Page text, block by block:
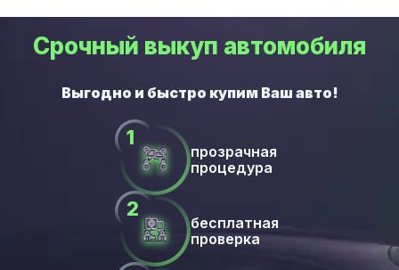
Срочный выкуп автомобиля
прозрачная
процедура
бесплатная
проверка